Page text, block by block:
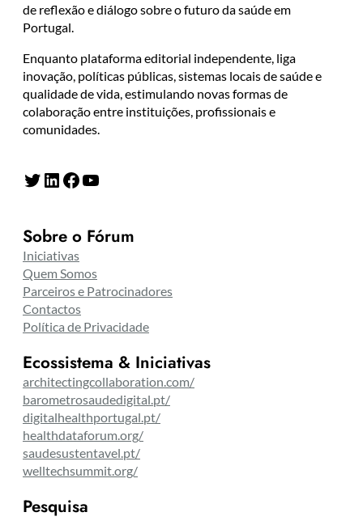
de reflexão e diálogo sobre o futuro da saúde em
Portugal.
Enquanto plataforma editorial independente, liga
inovação, políticas públicas, sistemas locais de saúde e
qualidade de vida, estimulando novas formas de
colaboração entre instituições, profissionais e
comunidades.
Twitter LinkedIn Facebook YouTube
Sobre o Fórum
Iniciativas
Quem Somos
Parceiros e Patrocinadores
Contactos
Política de Privacidade
Ecossistema & Iniciativas
architectingcollaboration.com/
barometrosaudedigital.pt/
digitalhealthportugal.pt/
healthdataforum.org/
saudesustentavel.pt/
welltechsummit.org/
Pesquisa